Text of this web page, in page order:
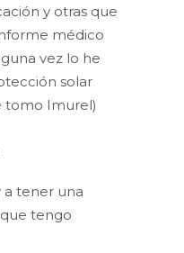
y otras que
médico
vez lo he
solar
tomo Imurel)
a tener una
tengo